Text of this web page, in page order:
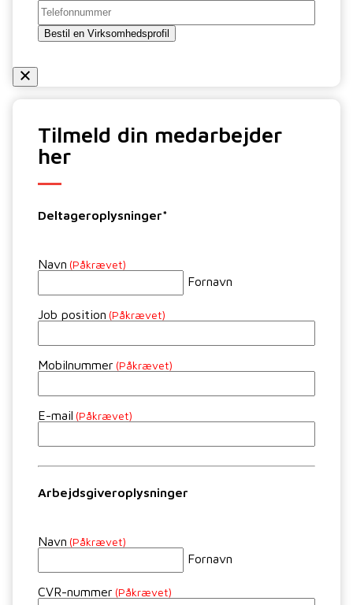
Telefon
Bestil en Virksomhedsprofil
Tilmeld din medarbejder
her
Deltageroplysninger*
Navn (Påkrævet)
Fornavn
Job position (Påkrævet)
Mobilnummer (Påkrævet)
E-mail (Påkrævet)
Arbejdsgiveroplysninger
Navn (Påkrævet)
Fornavn
CVR-nummer (Påkrævet)